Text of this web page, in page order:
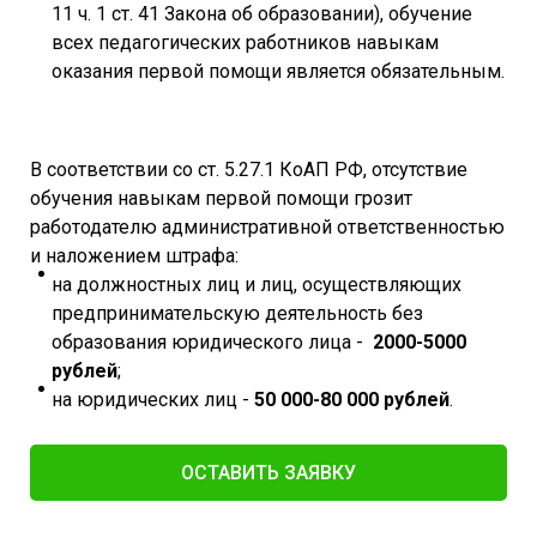
11 ч. 1 ст. 41 Закона об образовании), обучение
всех педагогических работников навыкам
оказания первой помощи является обязательным.
В соответствии со ст. 5.27.1 КоАП РФ, отсутствие
обучения навыкам первой помощи грозит
работодателю административной ответственностью
и наложением штрафа:
на должностных лиц и лиц, осуществляющих
предпринимательскую деятельность без
образования юридического лица - 2000-5000
рублей;
на юридических лиц - 50 000-80 000 рублей.
ОСТАВИТЬ ЗАЯВКУ​